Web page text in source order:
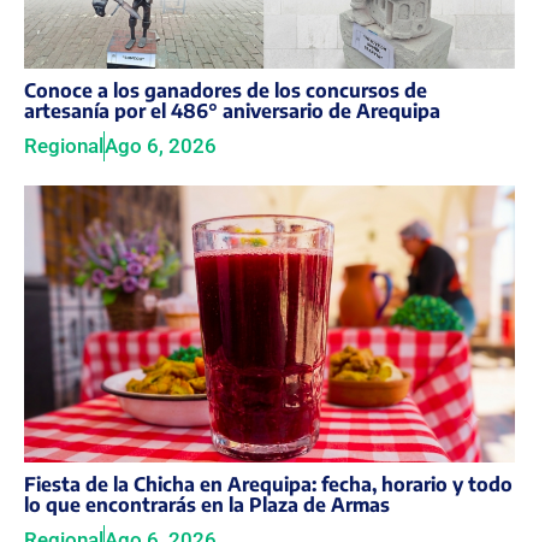
Conoce a los ganadores de los concursos de
artesanía por el 486° aniversario de Arequipa
Regional Ago 6, 2026
Fiesta de la Chicha en Arequipa: fecha, horario y todo
lo que encontrarás en la Plaza de Armas